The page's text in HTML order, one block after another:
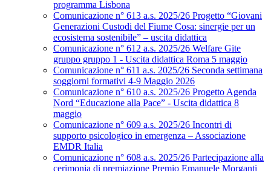
programma Lisbona
Comunicazione n° 613 a.s. 2025/26 Progetto “Giovani
Generazioni Custodi del Fiume Cosa: sinergie per un
ecosistema sostenibile” – uscita didattica
Comunicazione n° 612 a.s. 2025/26 Welfare Gite
gruppo gruppo 1 - Uscita didattica Roma 5 maggio
Comunicazione n° 611 a.s. 2025/26 Seconda settimana
soggiorni formativi 4-9 Maggio 2026
Comunicazione n° 610 a.s. 2025/26 Progetto Agenda
Nord “Educazione alla Pace” - Uscita didattica 8
maggio
Comunicazione n° 609 a.s. 2025/26 Incontri di
supporto psicologico in emergenza – Associazione
EMDR Italia
Comunicazione n° 608 a.s. 2025/26 Partecipazione alla
cerimonia di premiazione Premio Emanuele Morganti